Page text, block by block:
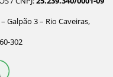
Galpão 3 – Rio Caveiras,
302